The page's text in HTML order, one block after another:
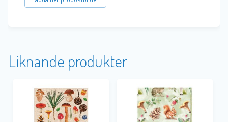
Liknande produkter